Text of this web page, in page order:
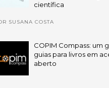
científica
SUSANA COSTA
COPIM Compass: um
guias para livros em
aberto